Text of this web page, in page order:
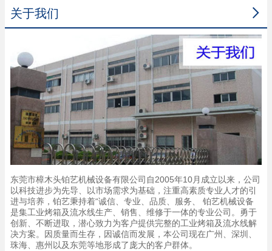

关于我们
东莞市樟木头铂艺机械设备有限公司自2005年10月成立以来，公司
以科技进步为先导、以市场需求为基础，注重高素质专业人才的引
进与培养，铂艺秉持着“诚信、专业、品质、服务、 铂艺机械设备
是集工业烤箱及流水线生产、销售、维修于一体的专业公司。勇于
创新、不断进取，潜心致力为客户提供完整的工业烤箱及流水线解
决方案。因质量而生存，因诚信而发展，本公司现在广州、深圳、
珠海、惠州以及东莞等地形成了庞大的客户群体。